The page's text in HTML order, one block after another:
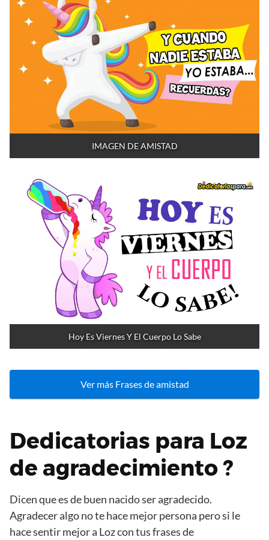
IMAGEN DE AMISTAD
Hoy Es Viernes Y El Cuerpo Lo Sabe
Ver más Frases de amistad
Dedicatorias para Loz
de agradecimiento ?
Dicen que es de buen nacido ser agradecido.
Agradecer algo no te hace mejor persona pero si le
hace sentir mejor a Loz con tus frases de